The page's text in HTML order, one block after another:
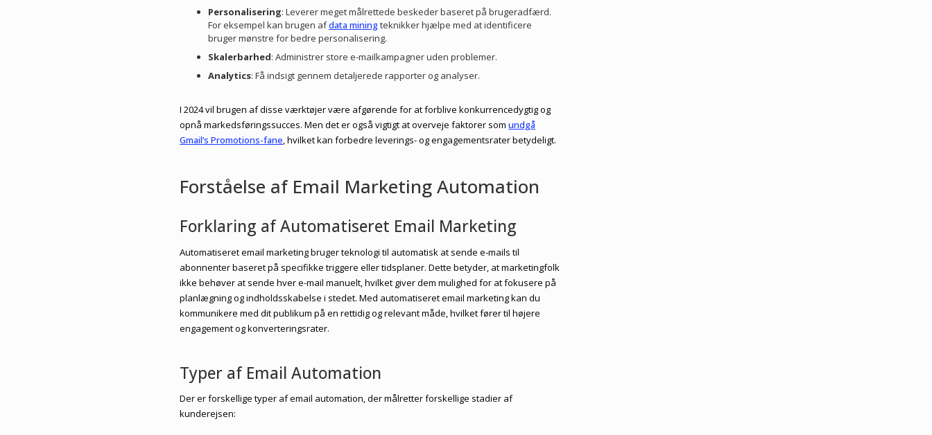
Personalisering: Leverer meget målrettede beskeder baseret på brugeradfærd.
For eksempel kan brugen afdata miningteknikker hjælpe med at identificere
bruger mønstre for bedre personalisering.
Skalerbarhed: Administrer store e-mailkampagner uden problemer.
Analytics: Få indsigt gennem detaljerede rapporter og analyser.
I 2024 vil brugen af disse værktøjer være afgørende for at forblive konkurrencedygtig og
opnå markedsføringssucces. Men det er også vigtigt at overveje faktorer somundgå
Gmail’s Promotions-fane, hvilket kan forbedre leverings- og engagementsrater betydeligt.
Forståelse af Email Marketing Automation
Forklaring af Automatiseret Email Marketing
Automatiseret email marketing bruger teknologi til automatisk at sende e-mails til
abonnenter baseret på specifikke triggere eller tidsplaner. Dette betyder, at marketingfolk
ikke behøver at sende hver e-mail manuelt, hvilket giver dem mulighed for at fokusere på
planlægning og indholdsskabelse i stedet. Med automatiseret email marketing kan du
kommunikere med dit publikum på en rettidig og relevant måde, hvilket fører til højere
engagement og konverteringsrater.
Typer af Email Automation
Der er forskellige typer af email automation, der målretter forskellige stadier af
kunderejsen: